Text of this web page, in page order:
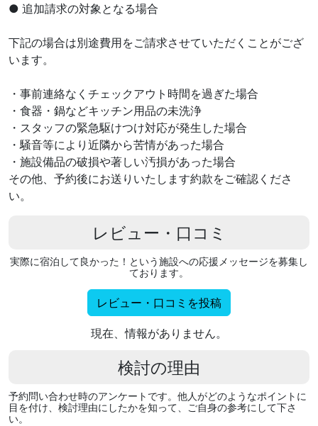
● 追加請求の対象となる場合
下記の場合は別途費用をご請求させていただくことがござ
います。
・事前連絡なくチェックアウト時間を過ぎた場合
・食器・鍋などキッチン用品の未洗浄
・スタッフの緊急駆けつけ対応が発生した場合
・騒音等により近隣から苦情があった場合
・施設備品の破損や著しい汚損があった場合
その他、予約後にお送りいたします約款をご確認くださ
い。
レビュー・口コミ
実際に宿泊して良かった！という施設への応援メッセージを募集し
ております。
レビュー・口コミを投稿
現在、情報がありません。
検討の理由
予約問い合わせ時のアンケートです。他人がどのようなポイントに
目を付け、検討理由にしたかを知って、ご自身の参考にして下さ
い。